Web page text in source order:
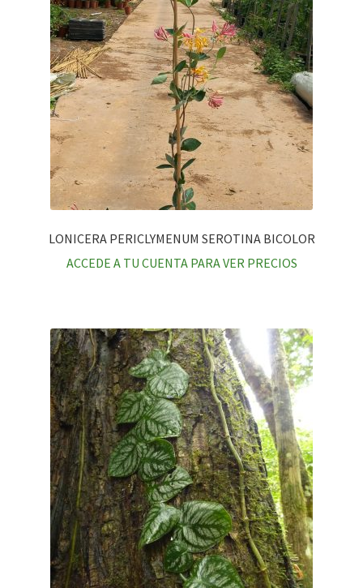
LONICERA PERICLYMENUM SEROTINA BICOLOR
ACCEDE A TU CUENTA PARA VER PRECIOS